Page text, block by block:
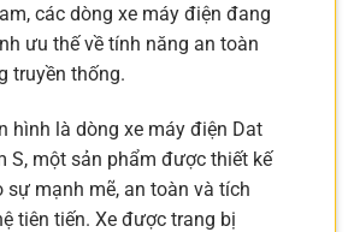
các dòng xe máy điện đang
ưu thế về tính năng an toàn
truyền thống.
hình là dòng xe máy điện Dat
S, một sản phẩm được thiết kế
sự mạnh mẽ, an toàn và tích
tiên tiến. Xe được trang bị